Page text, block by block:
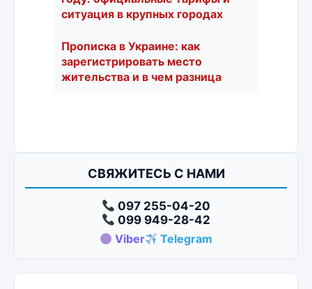
ситуация в крупных городах
Прописка в Украине: как
зарегистрировать место
жительства и в чем разница
СВЯЖИТЕСЬ С НАМИ
097 255-04-20
099 949-28-42
Viber
Telegram